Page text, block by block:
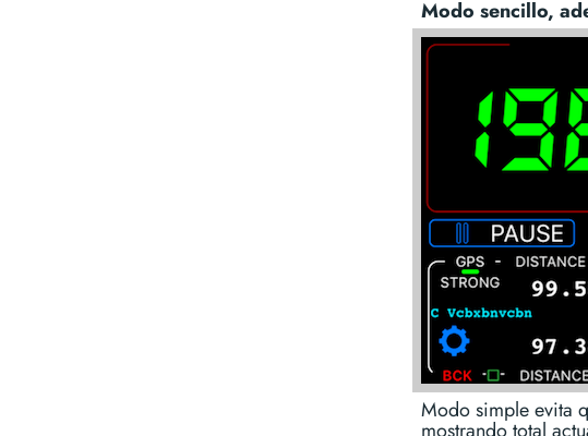
Modo sencillo,
Modo simple evita
mostrando total